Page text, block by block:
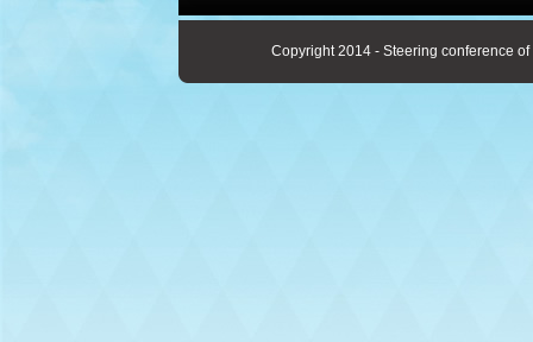
Copyright 2014 - Steering conference